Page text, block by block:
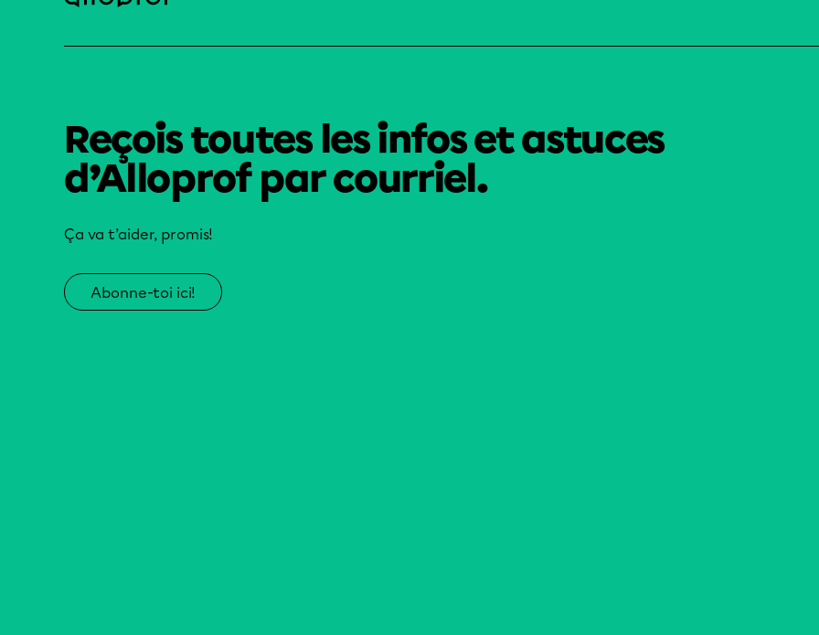
Reçois toutes les infos et astuces
d’Alloprof par courriel.
Ça va t’aider, promis!
Abonne-toi ici!